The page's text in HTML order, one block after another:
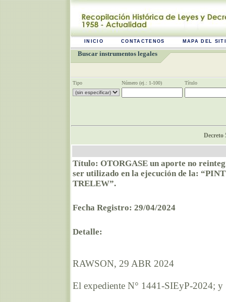
INICIO CONTACTENOS MAPA DEL
Buscar instrumentos legales
Tipo Número (ej.: 1-100) Título
Decreto
Título: OTORGASE un aporte no
ser utilizado en la ejecución de la:
TRELEW”.
Fecha Registro: 29/04/2024
Detalle:
RAWSON, 29 ABR 2024
El expediente N° 1441-SIEyP-2024; y